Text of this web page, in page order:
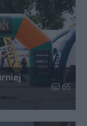
Liczba
65